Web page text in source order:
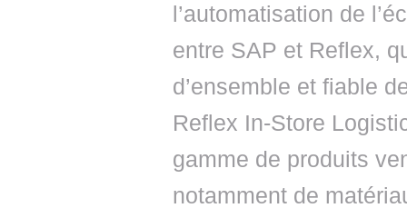
l’automatisation de
entre SAP et Reflex,
d’ensemble et fiable
Reflex In-Store
gamme de produits
notamment de